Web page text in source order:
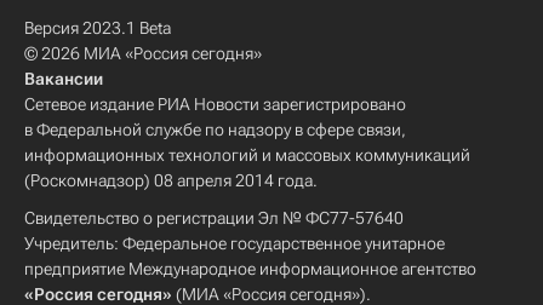
Версия 2023.1 Beta
© 2026 МИА «Россия сегодня»
Вакансии
Сетевое издание РИА Новости зарегистрировано
в Федеральной службе по надзору в сфере связи,
информационных технологий и массовых коммуникаций
(Роскомнадзор) 08 апреля 2014 года.
Свидетельство о регистрации Эл № ФС77-57640
Учредитель: Федеральное государственное унитарное
предприятие Международное информационное агентство
«Россия сегодня» (МИА «Россия сегодня»).